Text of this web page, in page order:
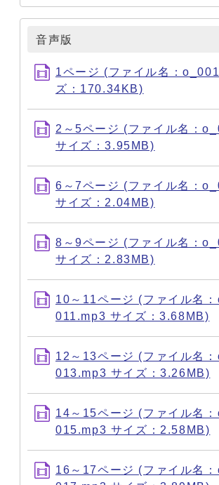
音声版
1ページ (ファイル名：
ズ：170.34KB)
2～5ページ (ファイル名：
サイズ：3.95MB)
6～7ページ (ファイル名：
サイズ：2.04MB)
8～9ページ (ファイル名：
サイズ：2.83MB)
10～11ページ (ファイル名
011.mp3 サイズ：3.68MB)
12～13ページ (ファイル名
013.mp3 サイズ：3.26MB)
14～15ページ (ファイル名
015.mp3 サイズ：2.58MB)
16～17ページ (ファイル名